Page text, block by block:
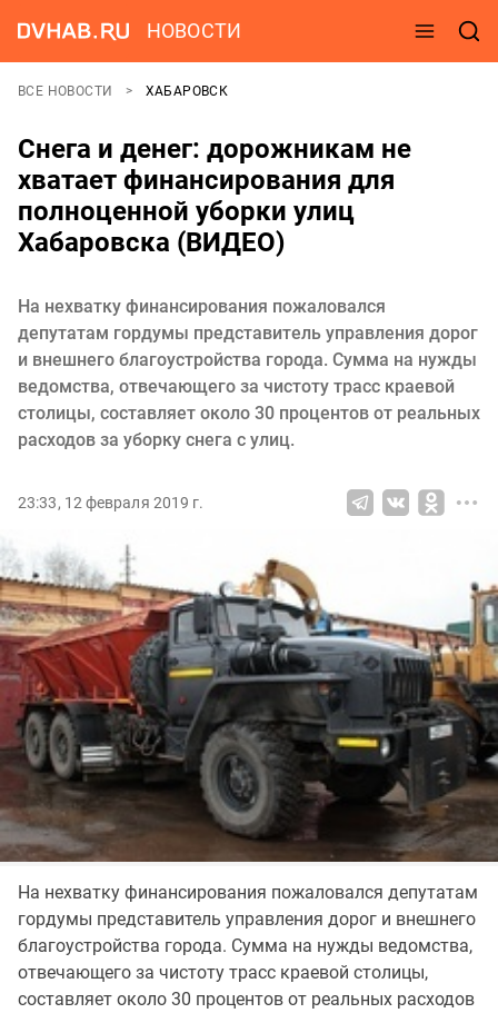
НОВОСТИ
ВСЕ НОВОСТИ ХАБАРОВСК
Снега и денег: дорожникам не
хватает финансирования для
полноценной уборки улиц
Хабаровска (ВИДЕО)
На нехватку финансирования пожаловался
депутатам гордумы представитель управления дорог
и внешнего благоустройства города. Сумма на нужды
ведомства, отвечающего за чистоту трасс краевой
столицы, составляет около 30 процентов от реальных
расходов за уборку снега с улиц.
23:33, 12 февраля 2019 г.
На нехватку финансирования пожаловался депутатам
гордумы представитель управления дорог и внешнего
благоустройства города. Сумма на нужды ведомства,
отвечающего за чистоту трасс краевой столицы,
составляет около 30 процентов от реальных расходов